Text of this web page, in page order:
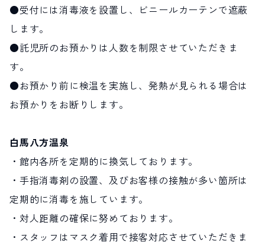
●受付には消毒液を設置し、ビニールカーテンで遮蔽
します。
●託児所のお預かりは人数を制限させていただきま
す。
●お預かり前に検温を実施し、発熱が見られる場合は
お預かりをお断りします。
白馬八方温泉
・館内各所を定期的に換気しております。
・手指消毒剤の設置、及びお客様の接触が多い箇所は
定期的に消毒を施しています。
・対人距離の確保に努めております。
・スタッフはマスク着用で接客対応させていただきま